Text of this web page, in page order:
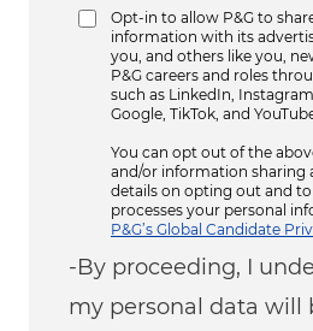
Opt-in to allow P&G to
information with its
you, and others like you,
P&G careers and roles
such as LinkedIn,
Google, TikTok, and
You can opt out of the
and/or information sharing
details on opting out and
processes your personal
P&G’s Global Candidate
-By proceeding, I
my personal data will